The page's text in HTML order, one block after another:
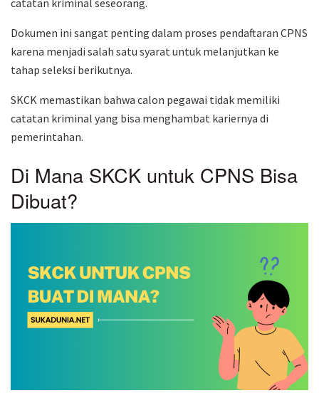
catatan kriminal seseorang.
Dokumen ini sangat penting dalam proses pendaftaran CPNS
karena menjadi salah satu syarat untuk melanjutkan ke
tahap seleksi berikutnya.
SKCK memastikan bahwa calon pegawai tidak memiliki
catatan kriminal yang bisa menghambat kariernya di
pemerintahan.
Di Mana SKCK untuk CPNS Bisa
Dibuat?